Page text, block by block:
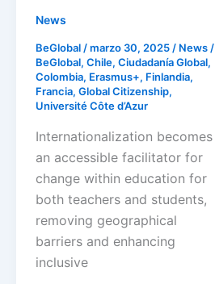
News
BeGlobal/marzo 30, 2025/ News/
BeGlobal, Chile, Ciudadanía Global,
Colombia, Erasmus+, Finlandia,
Francia, Global Citizenship,
Université Côte d’Azur
Internationalization becomes
an accessible facilitator for
change within education for
both teachers and students,
removing geographical
barriers and enhancing
inclusive